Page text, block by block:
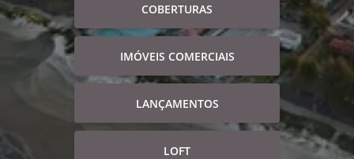
COBERTURAS
IMÓVEIS COMERCIAIS
LANÇAMENTOS
LOFT